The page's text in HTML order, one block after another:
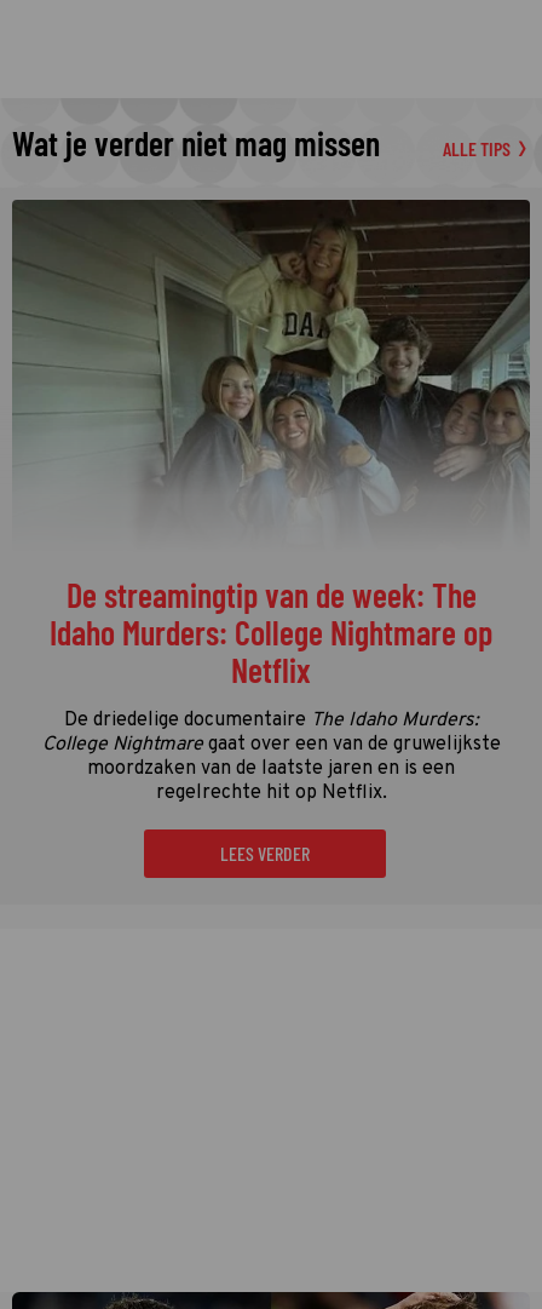
Wat je verder niet mag missen ALLE TIPS
De streamingtip van de week: The
Idaho Murders: College Nightmare op
Netflix
De driedelige documentaire The Idaho Murders:
College Nightmaregaat over een van de gruwelijkste
moordzaken van de laatste jaren en is een
regelrechte hit op Netflix.
LEES VERDER